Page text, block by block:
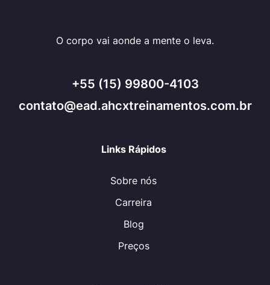
O corpo vai aonde a mente o leva.
+55 (15) 99800-4103
contato@ead.ahcxtreinamentos.com.br
Links Rápidos
Sobre nós
Carreira
Blog
Preços